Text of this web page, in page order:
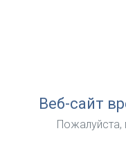
Веб-сайт
Пожалуйста,